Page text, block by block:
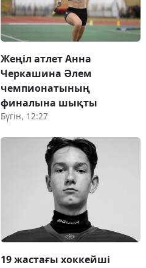
Жеңіл атлет Анна
Черкашина Әлем
чемпионатының
финалына шықты
Бүгін, 12:27
19 жастағы хоккейші